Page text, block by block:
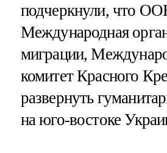
подчеркнули, что
Международная
миграции,
комитет Красного
развернуть
на юго-востоке